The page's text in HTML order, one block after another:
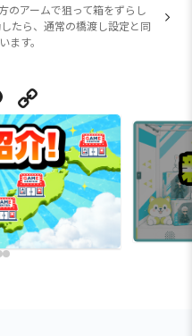
のアームで狙って箱をずらし
たら、通常の橋渡し設定と同
ます。
Line